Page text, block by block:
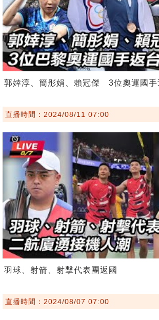
郭婞淳、簡彤娟、賴冠傑 3位奧運國手
直播時間：2024/08/11 07:00
羽球、射箭、射擊代表團返國
直播時間：2024/08/07 07:00